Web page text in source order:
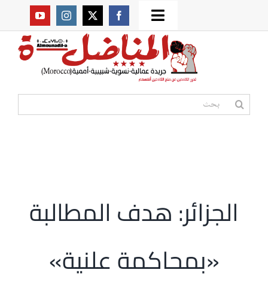
to
Toggle
Navigation
من نحن؟
مقالات
البحث
الجزائر: هدف المطالبة
«بمحاكمة علنية»